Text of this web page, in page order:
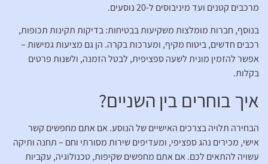
מרכבים קטנים ועד מיניבוסים ל-20 נוסעים.
בנוסף, חברות מומלצות משקיעות בבטיחות: בדיקות תקינות תכופות,
רכבים חדשים, ביטוח מקיף, ומערכות בקרה. הן גם מציעות גמישות –
אפשר להזמין מונית לשעה ספציפית, לבטל הזמנה, ולשנות פרטים
בקלות.
איך בוחרים בין השניים?
הבחירה תלויה בצרכים האישיים של הנוסע. אם אתם מחפשים קשר
אישי, מכירים נהג ספציפי, ומעדיפים שירות מסורתי וחם – תחנה ותיקה
עשויה להתאים לכם. אם אתם מחפשים שקיפות, טכנולוגיה, עקביות